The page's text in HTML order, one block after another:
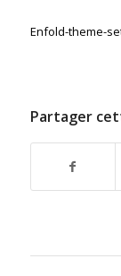
Enfold-theme-
Partager